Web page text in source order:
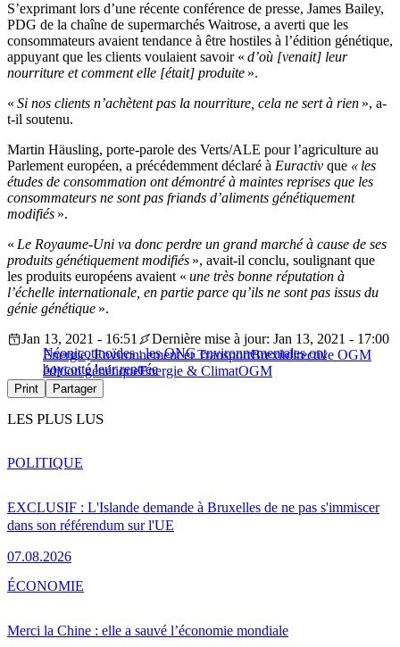
S’exprimant lors d’une récente conférence de presse, James Bailey,
PDG de la chaîne de supermarchés Waitrose, a averti que les
consommateurs avaient tendance à être hostiles à l’édition génétique,
appuyant que les clients voulaient savoir « d’où [venait] leur
nourriture et comment elle [était] produite ».
« Si nos clients n’achètent pas la nourriture, cela ne sert à rien », a-
t-il soutenu.
Martin Häusling, porte-parole des Verts/ALE pour l’agriculture au
Parlement européen, a précédemment déclaré à Euractiv que « les
études de consommation ont démontré à maintes reprises que les
consommateurs ne sont pas friands d’aliments génétiquement
modifiés ».
« Le Royaume-Uni va donc perdre un grand marché à cause de ses
produits génétiquement modifiés », avait-il conclu, soulignant que
les produits européens avaient « une très bonne réputation à
l’échelle internationale, en partie parce qu’ils ne sont pas issus du
génie génétique ».
Néonicotinoïdes : les ONG environnementales ont
boycotté leur rentrée
Jan 13, 2021 - 16:51
Dernière mise à jour: Jan 13, 2021 - 17:00
Energie, Environnement et TransportBrexitdirective OGM
édition génétiqueEnergie & ClimatOGM
Print Partager
LES PLUS LUS
EXCLUSIF : L'Islande demande à Bruxelles de ne pas s'immiscer
dans son référendum sur l'UE
07.08.2026
POLITIQUE
Merci la Chine : elle a sauvé l’économie mondiale
ÉCONOMIE